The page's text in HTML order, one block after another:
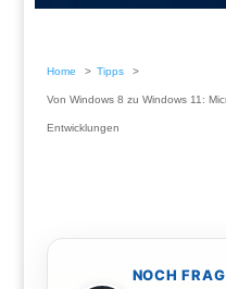
Home Tipps
Von Windows 8 zu Windows 11:
Entwicklungen
NOCH